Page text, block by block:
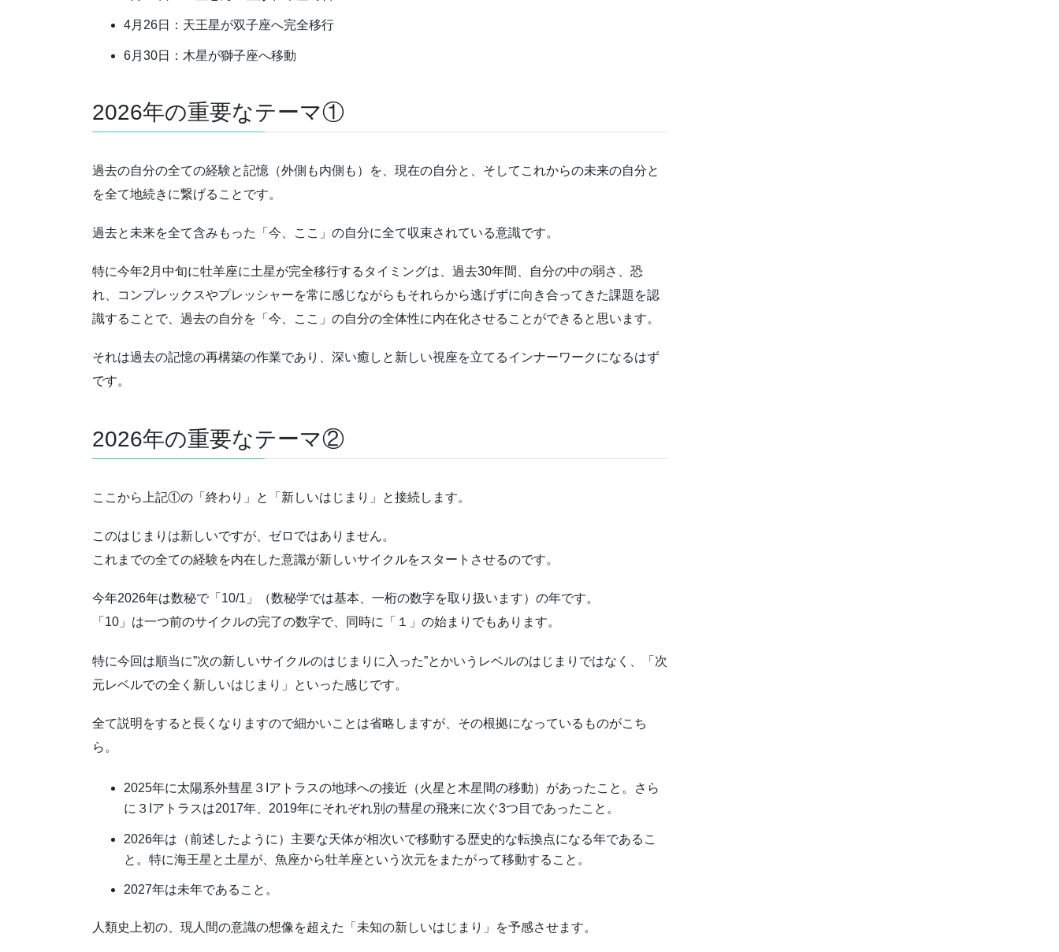
4月26日：天王星が双子座へ完全移行
6月30日：木星が獅子座へ移動
2026年の重要なテーマ①
過去の自分の全ての経験と記憶（外側も内側も）を、現在の自分と、そしてこれからの未来の自分と
を全て地続きに繋げることです。
過去と未来を全て含みもった「今、ここ」の自分に全て収束されている意識です。
特に今年2月中旬に牡羊座に土星が完全移行するタイミングは、過去30年間、自分の中の弱さ、恐
れ、コンプレックスやプレッシャーを常に感じながらもそれらから逃げずに向き合ってきた課題を認
識することで、過去の自分を「今、ここ」の自分の全体性に内在化させることができると思います。
それは過去の記憶の再構築の作業であり、深い癒しと新しい視座を立てるインナーワークになるはず
です。
2026年の重要なテーマ②
ここから上記①の「終わり」と「新しいはじまり」と接続します。
このはじまりは新しいですが、ゼロではありません。
これまでの全ての経験を内在した意識が新しいサイクルをスタートさせるのです。
今年2026年は数秘で「10/1」（数秘学では基本、一桁の数字を取り扱います）の年です。
「10」は一つ前のサイクルの完了の数字で、同時に「１」の始まりでもあります。
特に今回は順当に”次の新しいサイクルのはじまりに入った”とかいうレベルのはじまりではなく、「次
元レベルでの全く新しいはじまり」といった感じです。
全て説明をすると長くなりますので細かいことは省略しますが、その根拠になっているものがこち
ら。
2025年に太陽系外彗星３Iアトラスの地球への接近（火星と木星間の移動）があったこと。さら
に３Iアトラスは2017年、2019年にそれぞれ別の彗星の飛来に次ぐ3つ目であったこと。
2026年は（前述したように）主要な天体が相次いで移動する歴史的な転換点になる年であるこ
と。特に海王星と土星が、魚座から牡羊座という次元をまたがって移動すること。
2027年は未年であること。
人類史上初の、現人間の意識の想像を超えた「未知の新しいはじまり」を予感させます。